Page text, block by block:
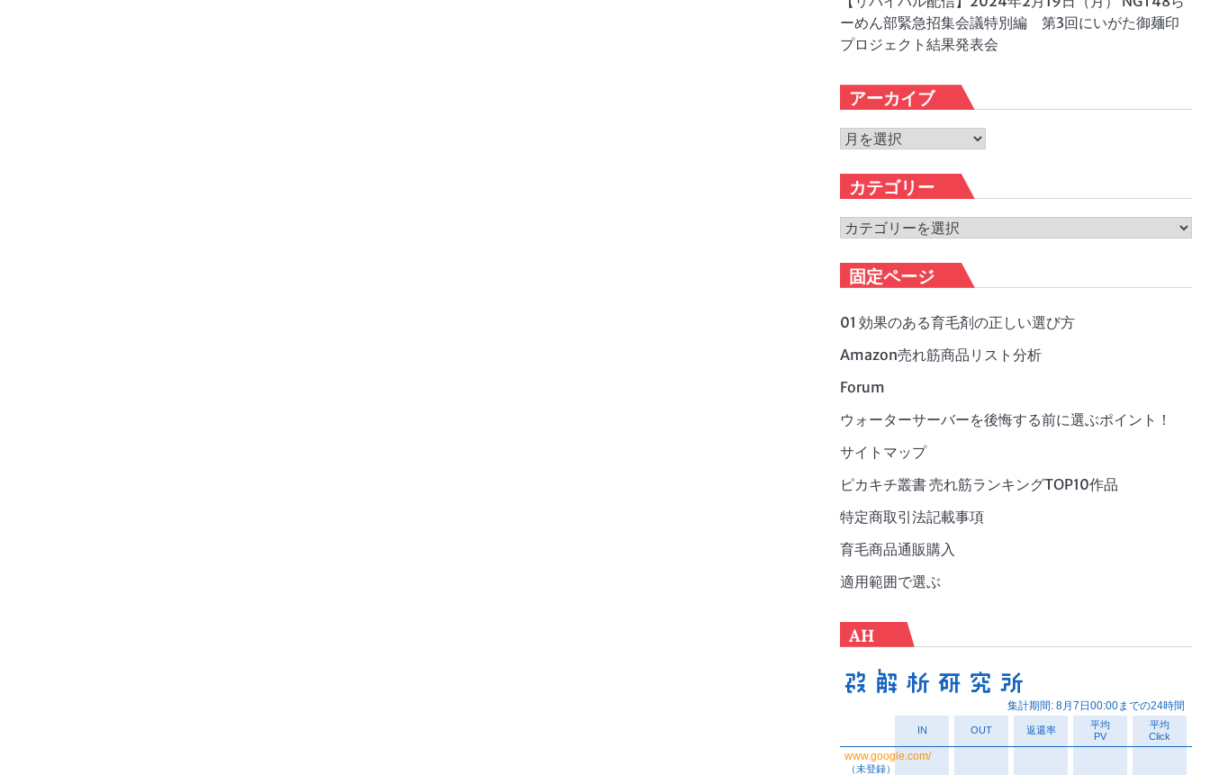
ーめん部緊急招集会議特別編 第3回にいがた御麺印
プロジェクト結果発表会
アーカイブ
ア
カ
イ
ブ
カテゴリー
カ
ゴ
リ
ー
固定ページ
01 効果のある育毛剤の正しい選び方
Amazon売れ筋商品リスト分析
Forum
ウォーターサーバーを後悔する前に選ぶポイント！
サイトマップ
ピカキチ叢書 売れ筋ランキングTOP10作品
特定商取引法記載事項
育毛商品通販購入
適用範囲で選ぶ
AH